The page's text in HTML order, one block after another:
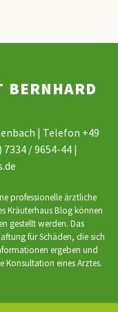
BERNHARD
| Telefon +49
/ 9654-44 |
professionelle ärztliche
Kräuterhaus Blog können
gestellt werden. Das
für Schäden, die sich
ergeben und
Konsultation eines Arztes.